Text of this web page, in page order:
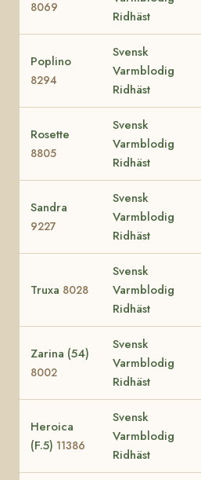
8069
Ridhäst
Poplino
8294
Svensk
Varmblodig
Ridhäst
Rosette
8805
Svensk
Varmblodig
Ridhäst
Sandra
9227
Svensk
Varmblodig
Ridhäst
Truxa 8028
Svensk
Varmblodig
Ridhäst
Zarina (54)
8002
Svensk
Varmblodig
Ridhäst
Heroica
(F.5) 11386
Svensk
Varmblodig
Ridhäst